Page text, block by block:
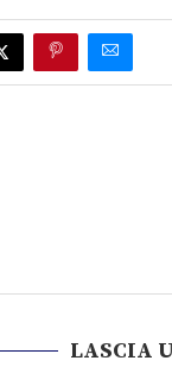
LASCIA